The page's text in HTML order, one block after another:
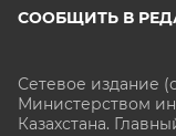
СООБЩИТЬ В
Сетевое издание
Министерством
Казахстана.